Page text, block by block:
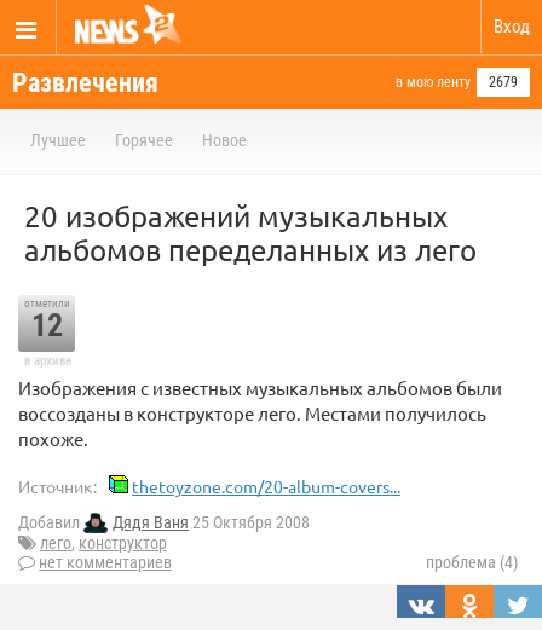
Вход
Развлечения в мою ленту 2679
Лучшее Горячее Новое
20 изображений музыкальных
альбомов переделанных из лего
отметили
12
в архиве
Изображения с известных музыкальных альбомов были
воссозданы в конструкторе лего. Местами получилось
похоже.
Источник: thetoyzone.com/20-album-covers...
Добавил Дядя Ваня 25 Октября 2008
лего, конструктор
нет комментариев
проблема (4)